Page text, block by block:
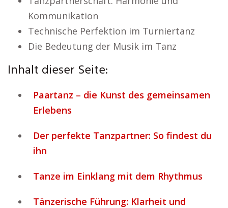
Kommunikation
Technische Perfektion im Turniertanz
Die Bedeutung der Musik im Tanz
Inhalt dieser Seite:
Paartanz – die Kunst des gemeinsamen
Erlebens
Der perfekte Tanzpartner: So findest du
ihn
Tanze im Einklang mit dem Rhythmus
Tänzerische Führung: Klarheit und